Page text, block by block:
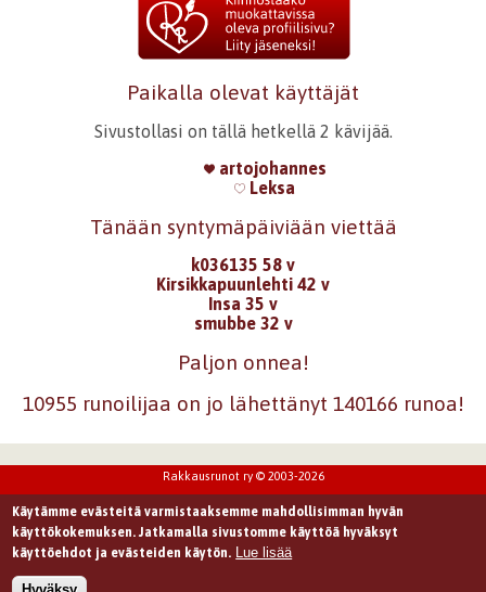
Paikalla olevat käyttäjät
Sivustollasi on tällä hetkellä 2 kävijää.
artojohannes
Leksa
Tänään syntymäpäiviään viettää
k036135 58 v
Kirsikkapuunlehti 42 v
Insa 35 v
smubbe 32 v
Paljon onnea!
10955 runoilijaa on jo lähettänyt 140166 runoa!
Rakkausrunot ry © 2003-2026
Käytämme evästeitä varmistaaksemme mahdollisimman hyvän
käyttökokemuksen. Jatkamalla sivustomme käyttöä hyväksyt
käyttöehdot ja evästeiden käytön. Lue lisää